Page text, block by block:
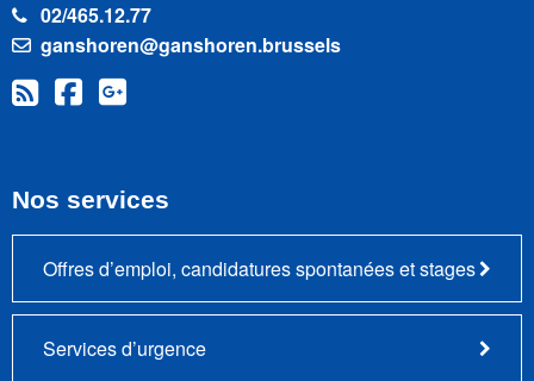
02/465.12.77
ganshoren@ganshoren.brussels
Nos services
Offres d’emploi, candidatures spontanées et stages
Services d’urgence